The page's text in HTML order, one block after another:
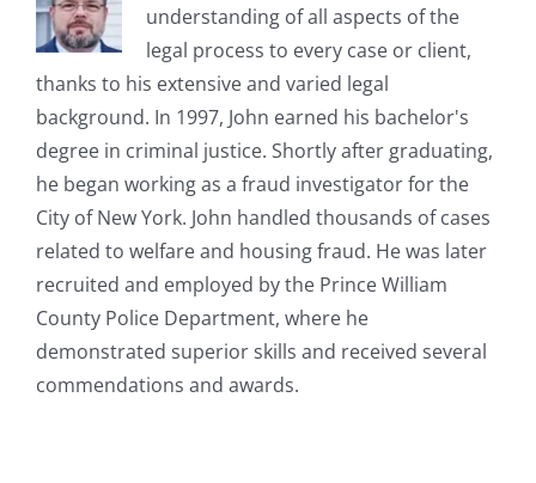
understanding of all aspects of the
legal process to every case or client,
thanks to his extensive and varied legal
background. In 1997, John earned his bachelor's
degree in criminal justice. Shortly after graduating,
he began working as a fraud investigator for the
City of New York. John handled thousands of cases
related to welfare and housing fraud. He was later
recruited and employed by the Prince William
County Police Department, where he
demonstrated superior skills and received several
commendations and awards.